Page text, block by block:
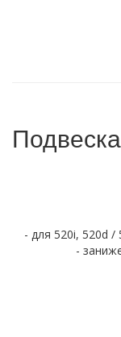
Подвеска
- для 520i, 520d /
-